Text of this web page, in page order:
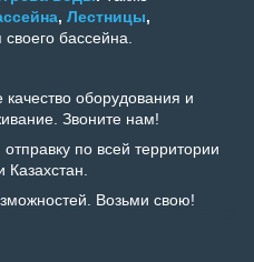
, Лестницы,
своего бассейна.
оборудования и
Звоните нам!
по всей территории
Казахстан.
Возьми свою!